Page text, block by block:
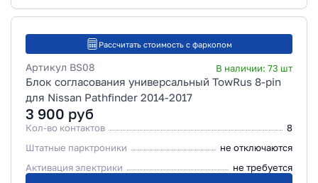
Рассчитать стоимость с фаркопом
Артикул BS08 В наличии: 73 шт
Блок согласования универсальный TowRus 8-pin
для Nissan Pathfinder 2014-2017
3 900 руб
Кол-во контактов
8
Штатные парктроники
не отключаются
Активация электрики
не требуется